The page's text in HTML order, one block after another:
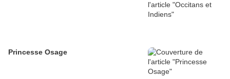
Princesse Osage